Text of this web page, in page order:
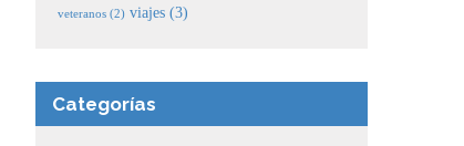
veteranos (2) viajes (3)
Categorías